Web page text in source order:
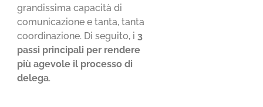
grandissima capacità di
comunicazione e tanta, tanta
coordinazione. Di seguito, i 3
passi principali per rendere
più agevole il processo di
delega.